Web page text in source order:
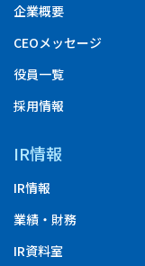
企業概要
CEOメッセージ
役員一覧
採用情報
IR情報
IR情報
業績・財務
IR資料室